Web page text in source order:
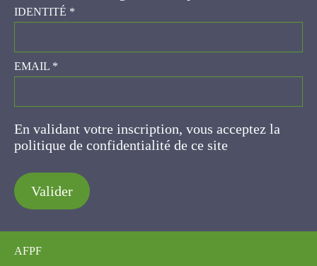
IDENTITÉ*
EMAIL*
En validant votre inscription, vous acceptez la
politique de confidentialité de ce site
Valider
AFPF